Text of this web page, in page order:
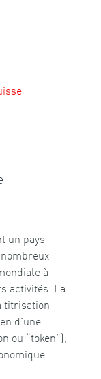
un pays
à
activités. La
titrisation
d’une
ou “token”),